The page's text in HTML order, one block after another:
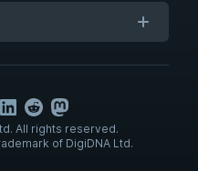
All rights reserved.
of DigiDNA Ltd.